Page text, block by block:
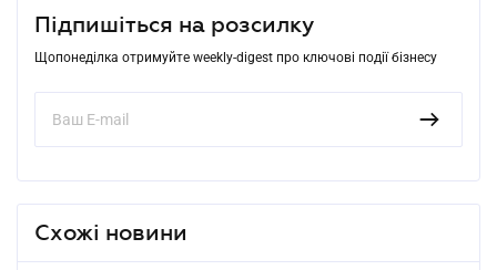
Підпишіться на розсилку
Щопонеділка отримуйте weekly-digest про ключові події бізнесу
Схожі новини